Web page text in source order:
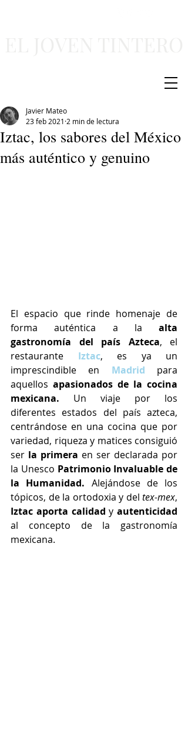
Iztac, los sabores del México
más auténtico y genuino
Javier Mateo
23 feb 2021 2 min de lectura
El espacio que rinde homenaje de
forma auténtica a la alta
gastronomía del país Azteca, el
restaurante Iztac, es ya un
imprescindible en Madrid
para
aquellos apasionados de la cocina
mexicana. Un viaje por los
diferentes estados del país azteca,
centrándose en una cocina que por
variedad, riqueza y matices consiguió
ser la primera en ser declarada por
la Unesco Patrimonio Invaluable de
la Humanidad. Alejándose de los
tópicos, de la ortodoxia y del tex-mex
Iztac aporta calidad y autenticidad
al concepto de la gastronomía
mexicana.